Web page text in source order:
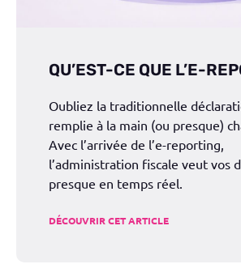
QU’EST-CE QUE L’E-
Oubliez la traditionnelle
remplie à la main (ou presque)
Avec l’arrivée de l’e-reporting,
l’administration fiscale veut vos
presque en temps réel.
DÉCOUVRIR CET ARTICLE